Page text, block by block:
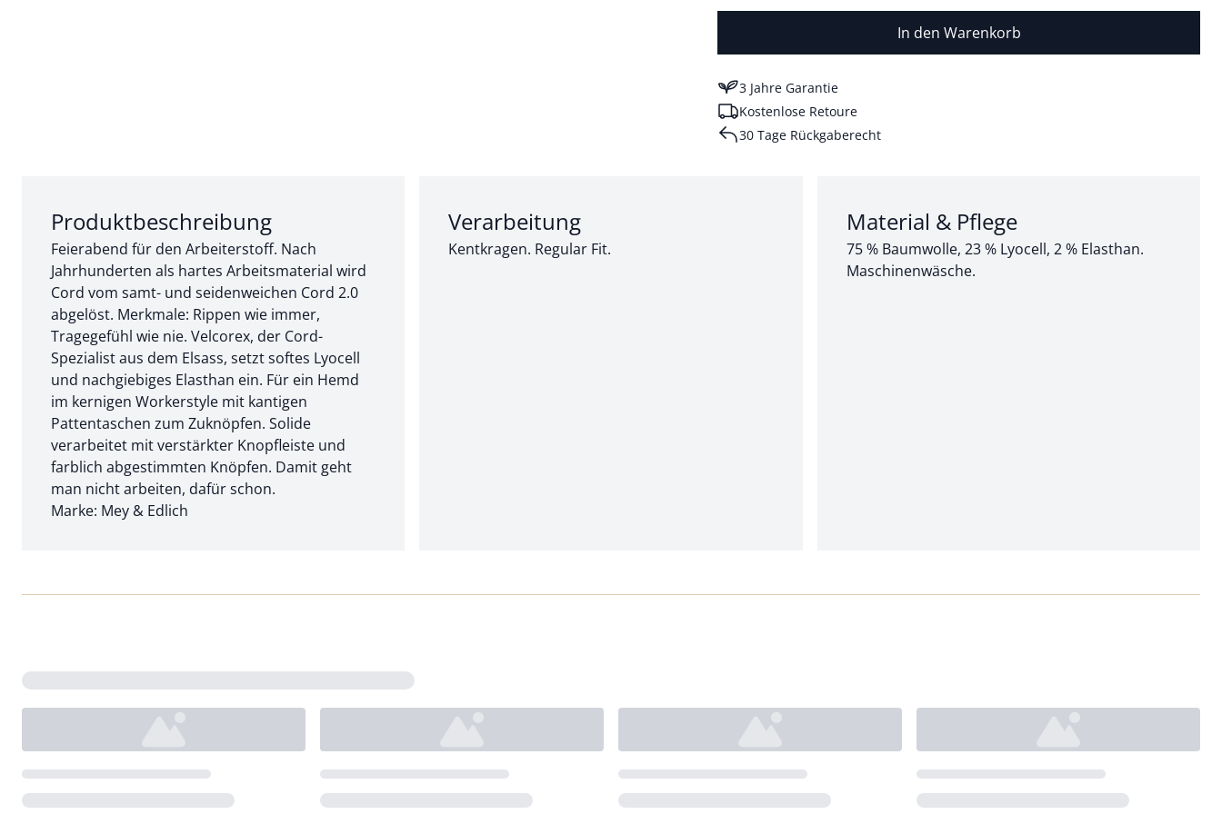
In den Warenkorb
3 Jahre Garantie
Kostenlose Retoure
30 Tage Rückgaberecht
Abschnitt 1 von 3:
Produktbeschreibung
Feierabend für den Arbeiterstoff. Nach
Jahrhunderten als hartes Arbeitsmaterial wird
Cord vom samt- und seidenweichen Cord 2.0
abgelöst. Merkmale: Rippen wie immer,
Tragegefühl wie nie. Velcorex, der Cord-
Spezialist aus dem Elsass, setzt softes Lyocell
und nachgiebiges Elasthan ein. Für ein Hemd
im kernigen Workerstyle mit kantigen
Pattentaschen zum Zuknöpfen. Solide
verarbeitet mit verstärkter Knopfleiste und
farblich abgestimmten Knöpfen. Damit geht
man nicht arbeiten, dafür schon.
Marke: Mey & Edlich
Abschnitt 2 von 3:
Verarbeitung
Kentkragen. Regular Fit.
Abschnitt 3 von 3:
Material & Pflege
75 % Baumwolle, 23 % Lyocell, 2 % Elasthan.
Maschinenwäsche.